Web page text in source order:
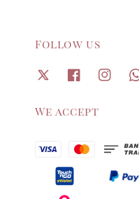
Follow us
We accept